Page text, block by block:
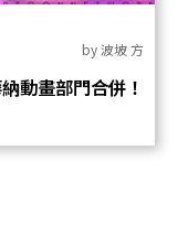
by波坡 方
動畫部門合併！